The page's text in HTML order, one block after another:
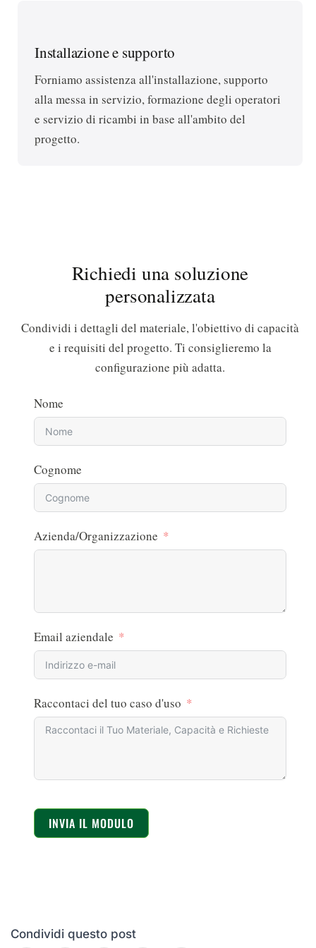
Installazione e supporto
Forniamo assistenza all'installazione, supporto
alla messa in servizio, formazione degli operatori
e servizio di ricambi in base all'ambito del
progetto.
Richiedi una soluzione
personalizzata
Condividi i dettagli del materiale, l'obiettivo di capacità
e i requisiti del progetto. Ti consiglieremo la
configurazione più adatta.
Nome
Cognome
Azienda/Organizzazione
Email aziendale
Raccontaci del tuo caso d'uso
INVIA IL MODULO
Condividi questo post